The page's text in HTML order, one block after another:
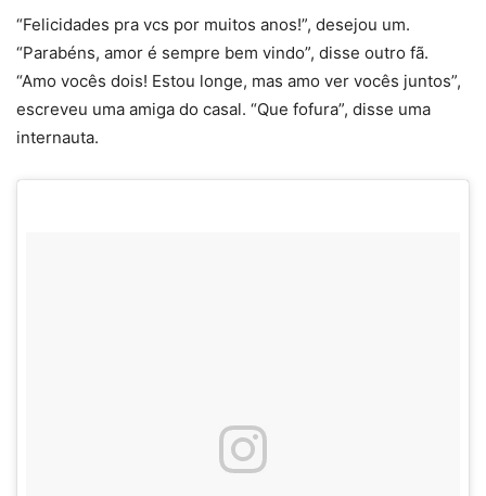
“Felicidades pra vcs por muitos anos!”, desejou um.
“Parabéns, amor é sempre bem vindo”, disse outro fã.
“Amo vocês dois! Estou longe, mas amo ver vocês juntos”,
escreveu uma amiga do casal. “Que fofura”, disse uma
internauta.